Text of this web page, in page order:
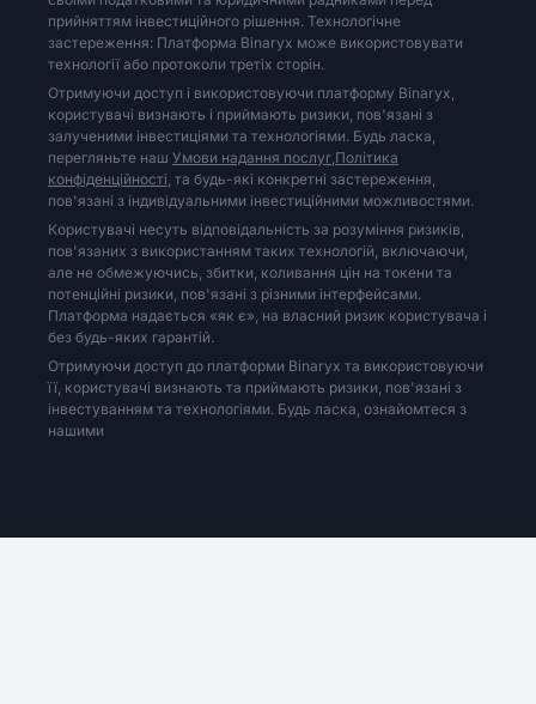
прийняттям інвестиційного рішення. Технологічне
застереження: Платформа Binaryx може використовувати
технології або протоколи третіх сторін.
Отримуючи доступ і використовуючи платформу Binaryx,
користувачі визнають і приймають ризики, пов'язані з
залученими інвестиціями та технологіями. Будь ласка,
перегляньте наш Умови надання послуг, Політика
конфіденційності, та будь-які конкретні застереження,
пов'язані з індивідуальними інвестиційними можливостями.
Користувачі несуть відповідальність за розуміння ризиків,
пов'язаних з використанням таких технологій, включаючи,
але не обмежуючись, збитки, коливання цін на токени та
потенційні ризики, пов'язані з різними інтерфейсами.
Платформа надається «як є», на власний ризик користувача і
без будь-яких гарантій.
Отримуючи доступ до платформи Binaryx та використовуючи
її, користувачі визнають та приймають ризики, пов'язані з
інвестуванням та технологіями. Будь ласка, ознайомтеся з
нашими